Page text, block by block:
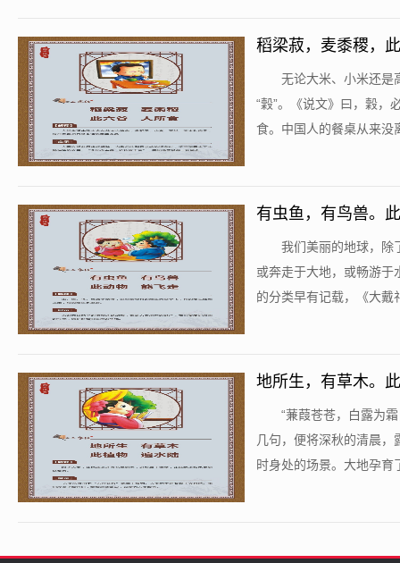
稻梁菽，麦黍稷，
无论大米、小米还是
“穀”。《说文》曰，穀，
食。中国人的餐桌从来没
有虫鱼，有鸟兽。
我们美丽的地球，除
或奔走于大地，或畅游于
的分类早有记载，《大戴
地所生，有草木。
​“蒹葭苍苍，白露为
几句，便将深秋的清晨
时身处的场景。大地孕